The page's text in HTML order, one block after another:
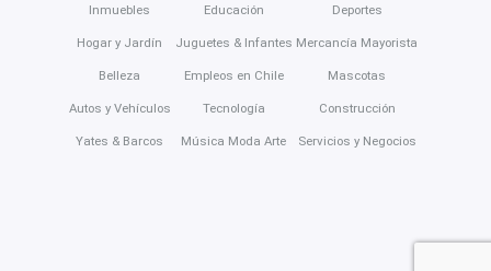
Inmuebles
Hogar y Jardín
Belleza
Autos y Vehículos
Yates & Barcos
Educación
Juguetes & Infantes
Empleos en Chile
Tecnología
Música Moda Arte
Deportes
Mercancía Mayorista
Mascotas
Construcción
Servicios y Negocios